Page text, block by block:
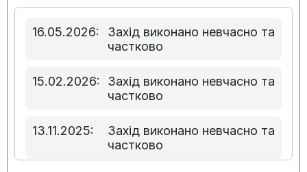
16.05.2026:
Захід виконано невчасно та
частково
15.02.2026:
Захід виконано невчасно та
частково
13.11.2025:
Захід виконано невчасно та
частково